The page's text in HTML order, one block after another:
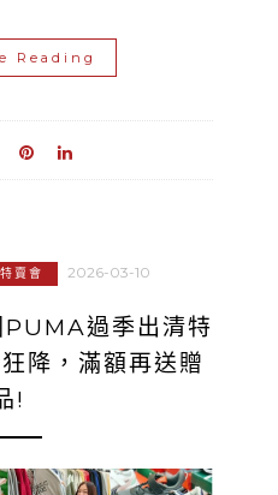
Reading
賣會 2026-03-10
PUMA過季出清特
降，滿額再送贈
!